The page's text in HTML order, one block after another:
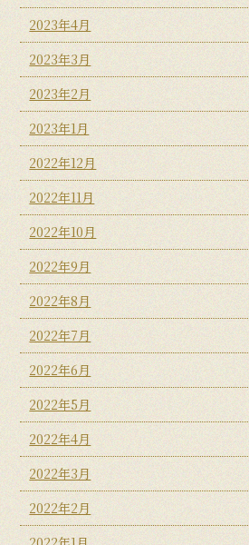
2023年4月
2023年3月
2023年2月
2023年1月
2022年12月
2022年11月
2022年10月
2022年9月
2022年8月
2022年7月
2022年6月
2022年5月
2022年4月
2022年3月
2022年2月